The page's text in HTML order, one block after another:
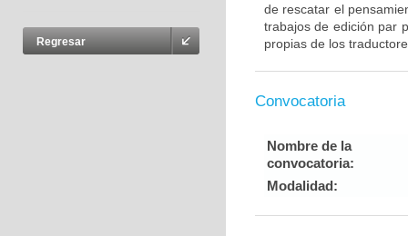
Regresar
de rescatar el
trabajos de edición par
propias de los
Convocatoria
Nombre de la
convocatoria:
Modalidad: